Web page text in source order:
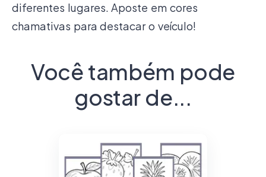
diferentes lugares. Aposte em cores
chamativas para destacar o veículo!
Você também pode
gostar de...